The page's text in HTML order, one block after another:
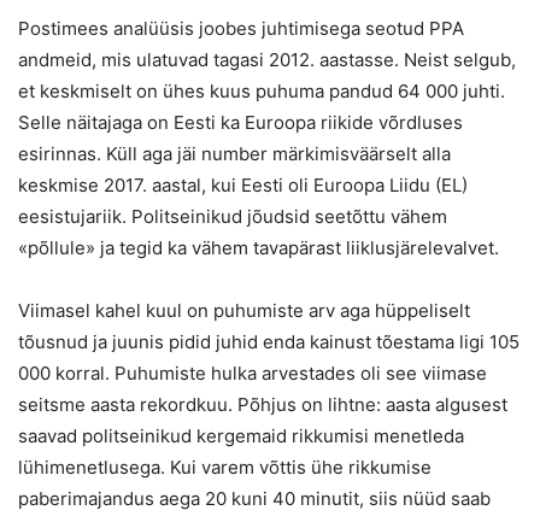
Postimees analüüsis joobes juhtimisega seotud PPA
andmeid, mis ulatuvad tagasi 2012. aastasse. Neist selgub,
et keskmiselt on ühes kuus puhuma pandud 64 000 juhti.
Selle näitajaga on Eesti ka Euroopa riikide võrdluses
esirinnas. Küll aga jäi number märkimisväärselt alla
keskmise 2017. aastal, kui Eesti oli Euroopa Liidu (EL)
eesistujariik. Politseinikud jõudsid seetõttu vähem
«põllule» ja tegid ka vähem tavapärast liiklusjärelevalvet.
Viimasel kahel kuul on puhumiste arv aga hüppeliselt
tõusnud ja juunis pidid juhid enda kainust tõestama ligi 105
000 korral. Puhumiste hulka arvestades oli see viimase
seitsme aasta rekordkuu. Põhjus on lihtne: aasta algusest
saavad politseinikud kergemaid rikkumisi menetleda
lühimenetlusega. Kui varem võttis ühe rikkumise
paberimajandus aega 20 kuni 40 minutit, siis nüüd saab